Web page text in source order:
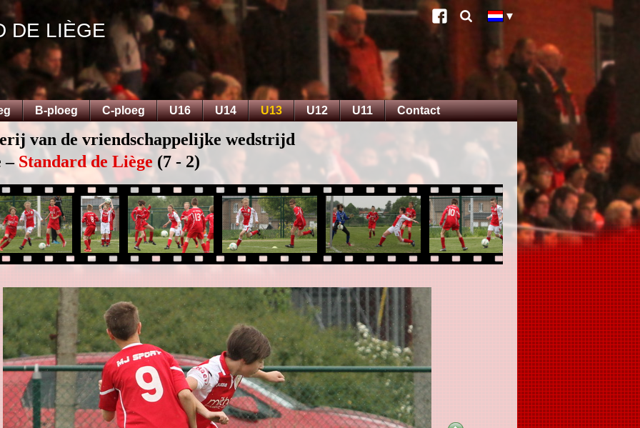
DE LIÈGE
B-ploeg C-ploeg U16 U14 U13 U12 U11 Contact
van de vriendschappelijke wedstrijd
–Standard de Liège (7 - 2)